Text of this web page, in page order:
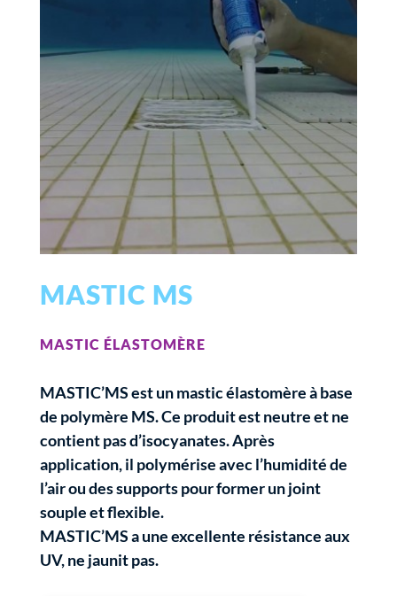
MASTIC MS
MASTIC ÉLASTOMÈRE
MASTIC’MS est un mastic élastomère à base
de polymère MS. Ce produit est neutre et ne
contient pas d’isocyanates. Après
application, il polymérise avec l’humidité de
l’air ou des supports pour former un joint
souple et flexible.
MASTIC’MS a une excellente résistance aux
UV, ne jaunit pas.